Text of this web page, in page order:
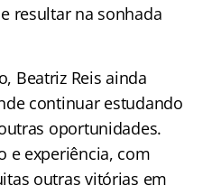
resultar na sonhada
Beatriz Reis ainda
continuar estudando
oportunidades.
e experiência, com
outras vitórias em